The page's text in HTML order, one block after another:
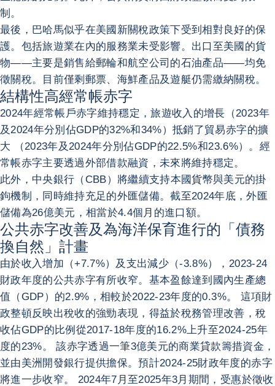
制。
最後，巴哈馬似乎在美國新關稅政策下受到相對良好的保
護。包括旅遊業在內的服務業未受影響。出口至美國的貨
物——主要是銷售給郵輪和航空公司的石油產品——均免
徵關稅。目前僅剩郵票、海鮮產品及遊艇仍需繳納關稅。
結構性高經常帳赤字
2024年經常帳戶赤字維持穩定，旅遊收入的增長（2023年
及2024年分別佔GDP的32%和34%）抵銷了貿易赤字的擴
大 （2023年及2024年分別佔GDP的22.5%和23.6%）。經
常帳赤字主要透過外部借款融資，未來將維持穩定。
此外，中央銀行（CBB）將繼續支持本國貨幣與美元的掛
鉤機制，同時維持充足的外匯儲備。截至2024年底，外匯
儲備為26億美元，相當於4.4個月的進口額。
公共赤字改善及為海洋保育進行的「債務
換自然」計畫
由於收入增加（+7.7%）及支出減少（-3.8%），2023-24
財政年度的公共赤字有所收窄。基本盈餘達到國內生產總
值（GDP）的2.9%，相較於2022-23年度的0.3%。 這項財
政整頓反映出稅收的強勁表現，得益於稅務管理改善，稅
收佔GDP的比例從2017-18年度的16.2%上升至2024-25年
度的23%。 該赤字透過一筆3億美元的商業貸款籌措資金，
並由美洲開發銀行提供擔保。預計2024-25財政年度的赤字
將進一步收窄。 2024年7月至2025年3月期間，受惠於徵收